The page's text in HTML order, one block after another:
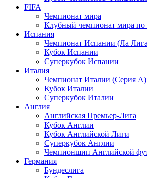
FIFA
Чемпионат мира
Клубный чемпионат мира по
Испания
Чемпионат Испании (Ла
Кубок Испании
Суперкубок Испании
Италия
Чемпионат Италии (Серия А)
Кубок Италии
Суперкубок Италии
Англия
Английская Премьер-Лига
Кубок Англии
Кубок Английской Лиги
Суперкубок Англии
Чемпионшип Английской
Германия
Бундеслига